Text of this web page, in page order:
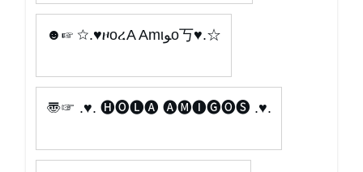
☻☞ ☆.♥ዞoረA Amιﻮo丂♥.☆
〠☞ .♥. 🅗🅞🅛🅐 🅐🅜🅘🅖🅞🅢 .♥.